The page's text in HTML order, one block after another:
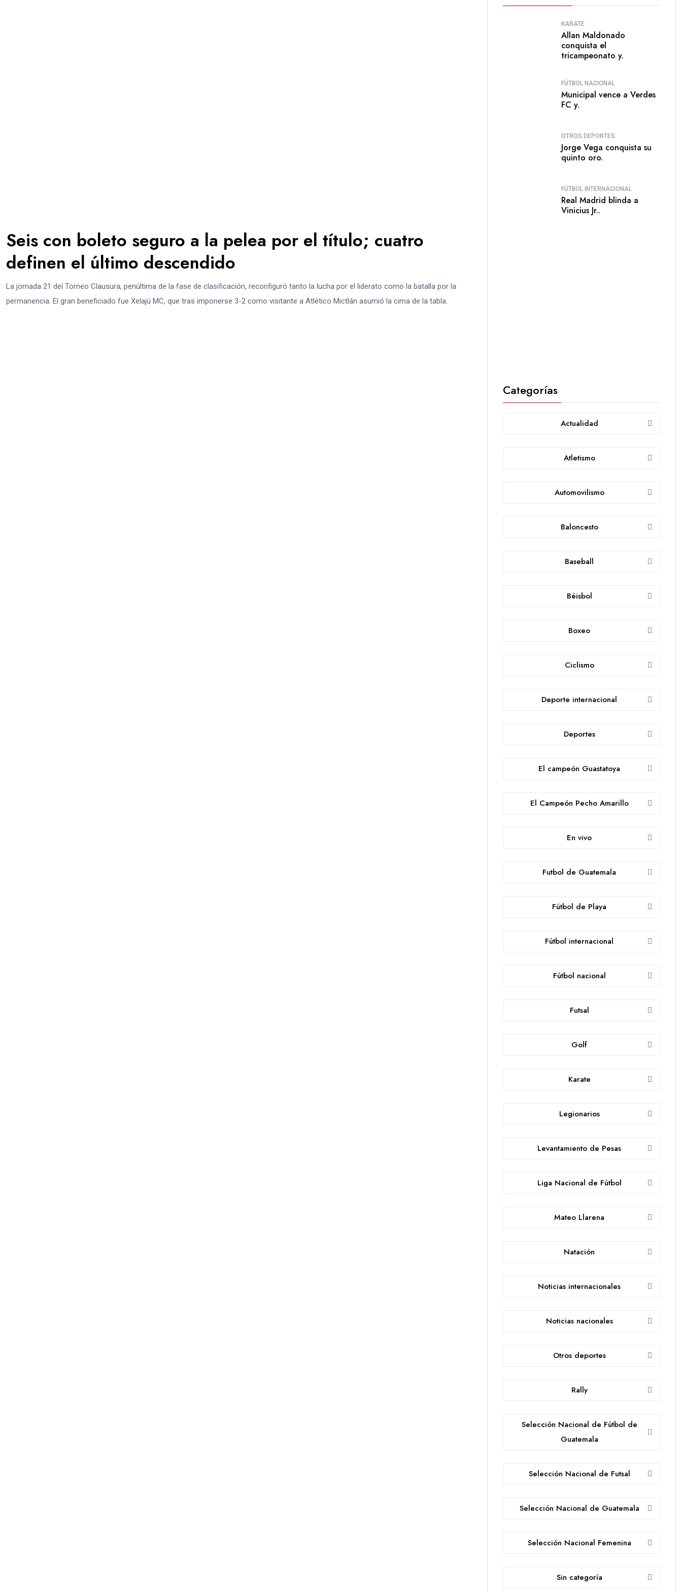
Seis con boleto seguro a la pelea por el título; cuatro
definen el último descendido
La jornada 21 del Torneo Clausura, penúltima de la fase de clasificación, reconfiguró tanto la lucha por el liderato como la batalla por la
permanencia. El gran beneficiado fue Xelajú MC, que tras imponerse 3-2 como visitante a Atlético Mictlán asumió la cima de la tabla.
KARATE
Allan Maldonado
conquista el
tricampeonato y.
FÚTBOL NACIONAL
Municipal vence a Verdes
FC y.
OTROS DEPORTES
Jorge Vega conquista su
quinto oro.
FÚTBOL INTERNACIONAL
Real Madrid blinda a
Vinicius Jr..
Categorías
Actualidad
Atletismo
Automovilismo
Baloncesto
Baseball
Béisbol
Boxeo
Ciclismo
Deporte internacional
Deportes
El campeón Guastatoya
El Campeón Pecho Amarillo
En vivo
Futbol de Guatemala
Fútbol de Playa
Fútbol internacional
Fútbol nacional
Futsal
Golf
Karate
Legionarios
Levantamiento de Pesas
Liga Nacional de Fútbol
Mateo Llarena
Natación
Noticias internacionales
Noticias nacionales
Otros deportes
Rally
Selección Nacional de Fútbol de
Guatemala
Selección Nacional de Futsal
Selección Nacional de Guatemala
Selección Nacional Femenina
Sin categoría